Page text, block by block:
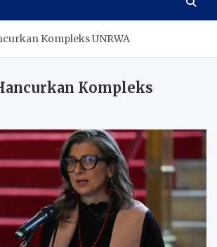
Kompleks UNRWA
Kompleks